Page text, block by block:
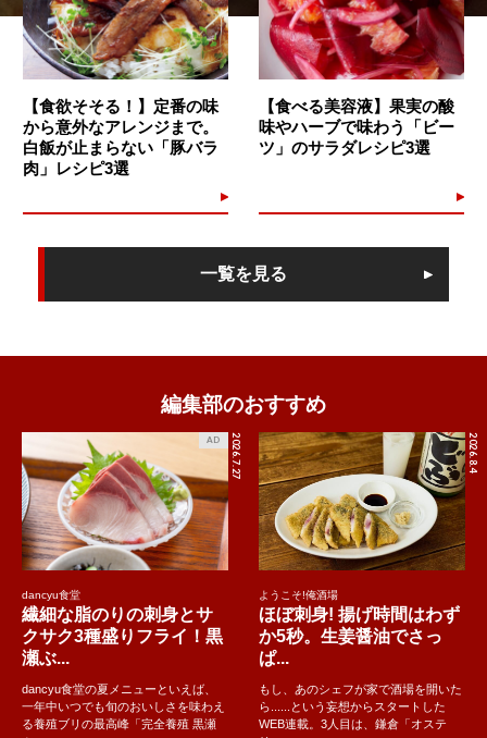
【食欲そそる！】定番の味
から意外なアレンジまで。
白飯が止まらない「豚バラ
肉」レシピ3選
【食べる美容液】果実の酸
味やハーブで味わう「ビー
ツ」のサラダレシピ3選
一覧を見る
編集部のおすすめ
2026.7.27
AD
dancyu食堂
繊細な脂のりの刺身とサ
クサク3種盛りフライ！黒
瀬ぶ...
dancyu食堂の夏メニューといえば、
一年中いつでも旬のおいしさを味わえ
る養殖ブリの最高峰「完全養殖 黒瀬
2026.8.4
ようこそ!俺酒場
ほぼ刺身! 揚げ時間はわず
か5秒。生姜醤油でさっ
ぱ...
もし、あのシェフが家で酒場を開いた
ら......という妄想からスタートした
WEB連載。3人目は、鎌倉「オステ